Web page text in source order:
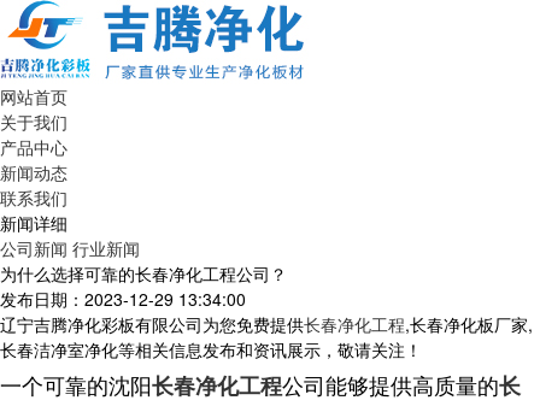
网站首页
关于我们
产品中心
新闻动态
联系我们
新闻详细
公司新闻 行业新闻
为什么选择可靠的长春净化工程公司？
发布日期：2023-12-29 13:34:00
辽宁吉腾净化彩板有限公司为您免费提供长春净化工程,长春净化板厂家,
长春洁净室净化等相关信息发布和资讯展示，敬请关注！
一个可靠的沈阳长春净化工程公司能够提供高质量的长